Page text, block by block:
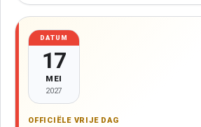
DATUM
17
MEI
2027
OFFICIËLE VRIJE DAG